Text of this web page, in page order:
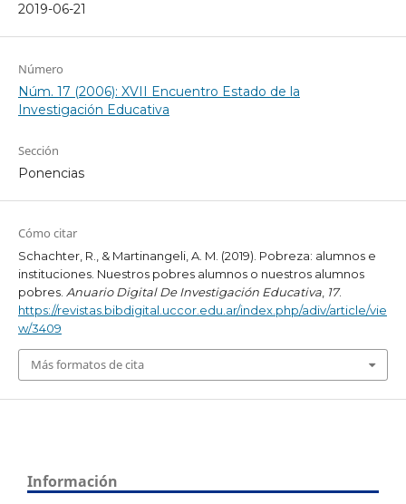
2019-06-21
Número
Núm. 17 (2006): XVII Encuentro Estado de la
Investigación Educativa
Sección
Ponencias
Cómo citar
Schachter, R., & Martinangeli, A. M. (2019). Pobreza: alumnos e
instituciones. Nuestros pobres alumnos o nuestros alumnos
pobres. Anuario Digital De Investigación Educativa, 17.
https://revistas.bibdigital.uccor.edu.ar/index.php/adiv/article/vie
w/3409
Más formatos de cita
Información